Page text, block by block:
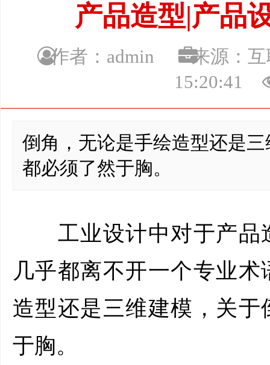
产品造型|产品
作者：admin
来源：
15:20:41
倒角，无论是手绘造型还是
都必须了然于胸。
工业设计中对于产品
几乎都离不开一个专业
造型还是三维建模，关
于胸。